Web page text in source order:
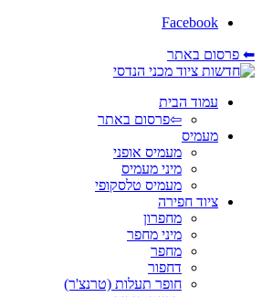
Facebook
⬅ פרסום באתר
עמוד הבית
⇦פרסום באתר
מעמיס
מעמיס אופני
מיני מעמיס
מעמיס טלסקופי
ציוד חפירה
מחפרון
מיני מחפר
מחפר
דחפור
חופר תעלות (טרנצ'ר)